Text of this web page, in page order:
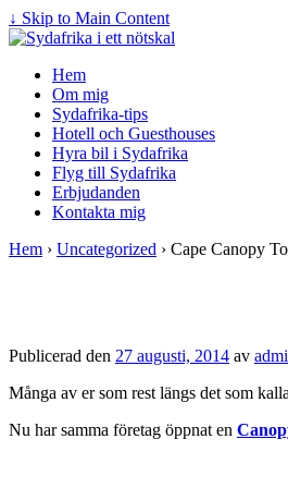
↓ Skip to Main Content
Hem
Om mig
Sydafrika-tips
Hotell och Guesthouses
Hyra bil i Sydafrika
Flyg till Sydafrika
Erbjudanden
Kontakta mig
Hem › Uncategorized › Cape Canopy
Publicerad den 27 augusti, 2014 av
Många av er som rest längs det som
Nu har samma företag öppnat en